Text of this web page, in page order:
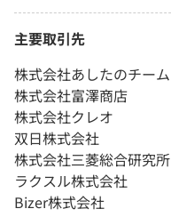
主要取引先
株式会社あしたのチーム
株式会社富澤商店
株式会社クレオ
双日株式会社
株式会社三菱総合研究所
ラクスル株式会社
Bizer株式会社